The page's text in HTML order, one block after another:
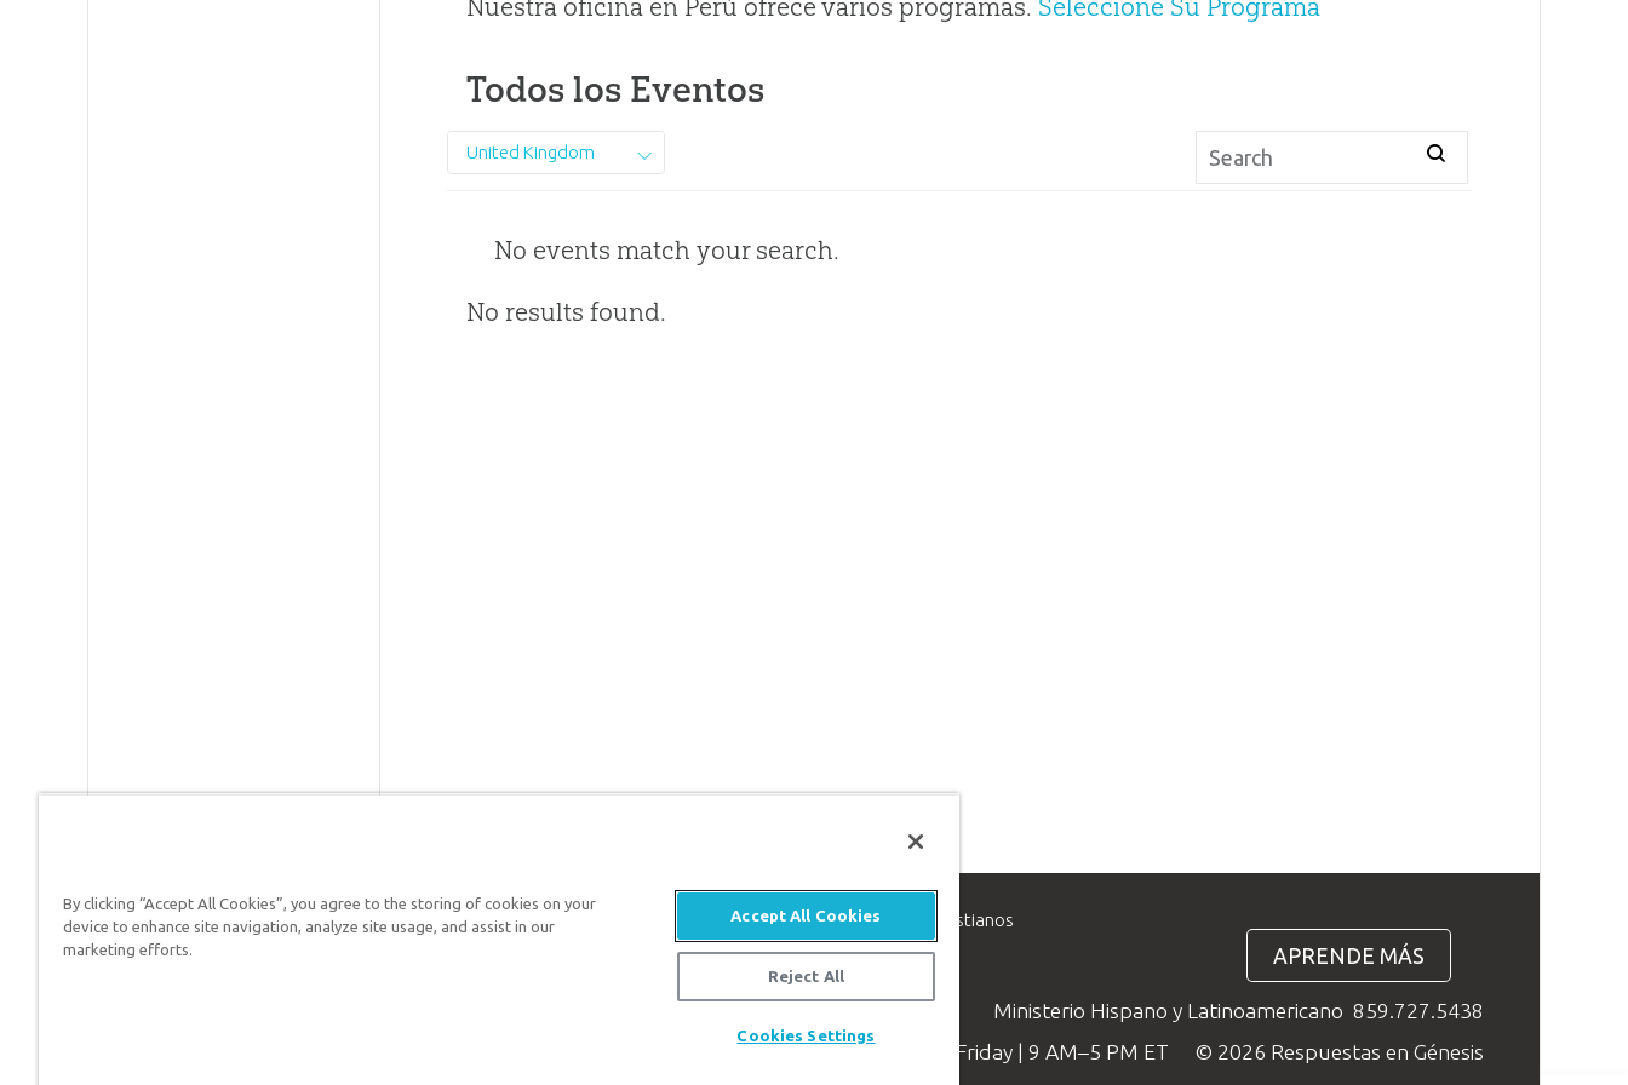
Nuestra oficina en Perú ofrece varios programas. Seleccione Su Programa
Todos los Eventos
United Kingdom
No events match your search.
No results found.
Respuestas en Génesis es un ministerio de apologética, dedicado a ayudar a los cristianos
defender su fe y proclamar el evangelio de Jesucristo.
APRENDE MÁS
Ministerio Hispano y Latinoamericano 859.727.5438
Available Monday–Friday | 9 AM–5 PM ET
© 2026 Respuestas en Génesis
By clicking “Accept All Cookies”, you agree to the storing of cookies on your
device to enhance site navigation, analyze site usage, and assist in our
marketing efforts.
Accept All Cookies
Reject All
Cookies Settings